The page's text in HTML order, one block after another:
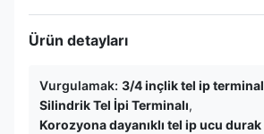
Ürün detayları
Vurgulamak: 3/4 inçlik tel ip terminal
Silindrik Tel İpi Terminalı,
Korozyona dayanıklı tel ip ucu durak